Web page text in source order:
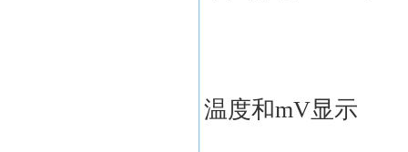
温度和mV显示